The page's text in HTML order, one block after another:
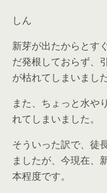
しん
新芽が出たからとす
だ発根しておらず、
が枯れてしまいました
また、ちょっと水や
れてしまいました。
そういった訳で、徒
ましたが、今現在、
本程度です。